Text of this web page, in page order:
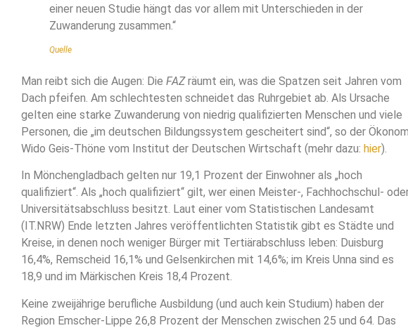
einer neuen Studie hängt das vor allem mit Unterschieden in der
Zuwanderung zusammen.“
Quelle
Man reibt sich die Augen: Die FAZräumt ein, was die Spatzen seit Jahren vom
Dach pfeifen. Am schlechtesten schneidet das Ruhrgebiet ab. Als Ursache
gelten eine starke Zuwanderung von niedrig qualifizierten Menschen und viele
Personen, die „im deutschen Bildungssystem gescheitert sind“, so der Ökonom
Wido Geis-Thöne vom Institut der Deutschen Wirtschaft (mehr dazu: hier).
In Mönchengladbach gelten nur 19,1 Prozent der Einwohner als „hoch
qualifiziert“. Als „hoch qualifiziert“ gilt, wer einen Meister-, Fachhochschul-
Universitätsabschluss besitzt. Laut einer vom Statistischen Landesamt
(IT.NRW) Ende letzten Jahres veröffentlichten Statistik gibt es Städte und
Kreise, in denen noch weniger Bürger mit Tertiärabschluss leben: Duisburg
16,4%, Remscheid 16,1% und Gelsenkirchen mit 14,6%; im Kreis Unna sind es
18,9 und im Märkischen Kreis 18,4 Prozent.
Keine zweijährige berufliche Ausbildung (und auch kein Studium) haben der
Region Emscher-Lippe 26,8 Prozent der Menschen zwischen 25 und 64. Das